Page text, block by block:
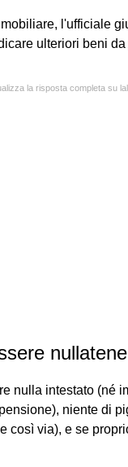
l'ufficiale
ulteriori beni
la risposta completa su
nulla intestato (né
niente di
così via), e se